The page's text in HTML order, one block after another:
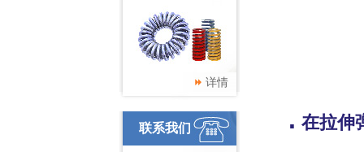
详情
联系我们 . 在拉伸